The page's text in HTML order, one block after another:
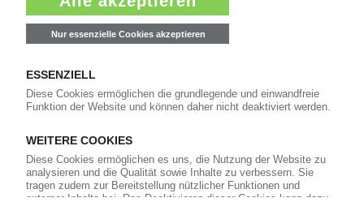
Weiterhin bietet das KunststoffWeb geeignete
Informationen wie Handelsnamen und Veranstaltungen.
Nachrichten
Alle Nachrichten
Branche
Technologie
Polymerpreise